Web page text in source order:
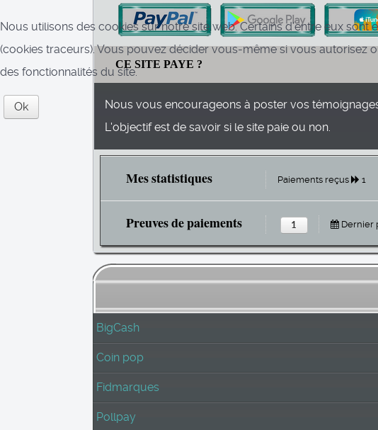
CE SITE PAYE ?
Nous vous encourageons à poster vos
L'objectif est de savoir si le site paie ou non.
Mes statistiques Paiements reçus 1
Preuves de paiements 1 Dernier
BigCash
Coin pop
Fidmarques
Pollpay
Nous utilisons des cookies sur notre site web. Certains d’entre eux
(cookies traceurs). Vous pouvez décider vous-même si vous autorisez
des fonctionnalités du site.
Ok